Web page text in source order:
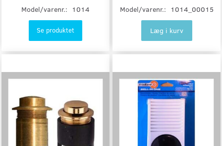
Model/varenr.: 1014
Se produktet
Model/varenr.: 1014_00015
Læg i kurv